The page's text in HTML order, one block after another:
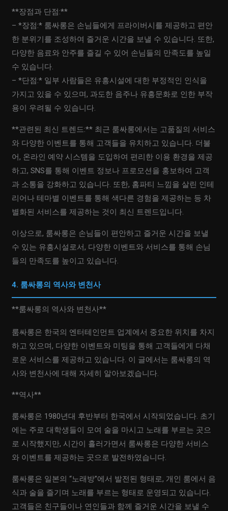
**장점과 단점:**
– *장점:* 룸싸롱은 손님들에게 프라이버시를 제공하고 편안
한 분위기를 조성하여 즐거운 시간을 보낼 수 있습니다. 또한,
다양한 음료와 안주를 즐길 수 있어 손님들의 만족도를 높일
수 있습니다.
– *단점:* 일부 사람들은 유흥시설에 대한 부정적인 인식을
가지고 있을 수 있으며, 과도한 음주나 유흥문화로 인한 부작
용이 우려될 수 있습니다.
**관련된 최신 트렌드:** 최근 룸싸롱에서는 고품질의 서비스
와 다양한 이벤트를 통해 고객들을 유치하고 있습니다. 더불
어, 온라인 예약 시스템을 도입하여 편리한 이용 환경을 제공
하고, SNS를 통해 이벤트 정보나 프로모션을 홍보하여 고객
과 소통을 강화하고 있습니다. 또한, 홈파티 느낌을 살린 인테
리어나 테마별 이벤트를 통해 색다른 경험을 제공하는 등 차
별화된 서비스를 제공하는 것이 최신 트렌드입니다.
이상으로, 룸싸롱은 손님들이 편안하고 즐거운 시간을 보낼
수 있는 유흥시설로서, 다양한 이벤트와 서비스를 통해 손님
들의 만족도를 높이고 있습니다.
4. 룸싸롱의 역사와 변천사
**룸싸롱의 역사와 변천사**
룸싸롱은 한국의 엔터테인먼트 업계에서 중요한 위치를 차지
하고 있으며, 다양한 이벤트와 미팅을 통해 고객들에게 다채
로운 서비스를 제공하고 있습니다. 이 글에서는 룸싸롱의 역
사와 변천사에 대해 자세히 알아보겠습니다.
**역사**
룸싸롱은 1980년대 후반부터 한국에서 시작되었습니다. 초기
에는 주로 대학생들이 모여 술을 마시고 노래를 부르는 곳으
로 시작했지만, 시간이 흘러가면서 룸싸롱은 다양한 서비스
와 이벤트를 제공하는 곳으로 발전하였습니다.
룸싸롱은 일본의 “노래방”에서 발전된 형태로, 개인 룸에서 음
식과 술을 즐기며 노래를 부르는 형태로 운영되고 있습니다.
고객들은 친구들이나 연인들과 함께 즐거운 시간을 보낼 수